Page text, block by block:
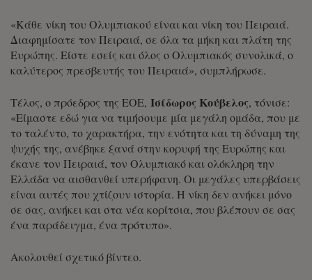
«Κάθε νίκη του Ολυμπιακού είναι και νίκη του Πειραιά.
Διαφημίσατε τον Πειραιά, σε όλα τα μήκη και πλάτη της
Ευρώπης. Είστε εσείς και όλος ο Ολυμπιακός συνολικά, ο
καλύτερος πρεσβευτής του Πειραιά», συμπλήρωσε.
Τέλος, ο πρόεδρος της ΕΟΕ, Ισίδωρος Κούβελος, τόνισε:
«Είμαστε εδώ για να τιμήσουμε μία μεγάλη ομάδα, που με
το ταλέντο, το χαρακτήρα, την ενότητα και τη δύναμη της
ψυχής της, ανέβηκε ξανά στην κορυφή της Ευρώπης και
έκανε τον Πειραιά, τον Ολυμπιακό και ολόκληρη την
Ελλάδα να αισθανθεί υπερήφανη. Οι μεγάλες υπερβάσεις
είναι αυτές που χτίζουν ιστορία. Η νίκη δεν ανήκει μόνο
σε σας, ανήκει και στα νέα κορίτσια, που βλέπουν σε σας
ένα παράδειγμα, ένα πρότυπο».
Ακολουθεί σχετικό βίντεο.